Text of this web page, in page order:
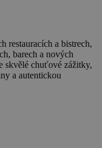
restauracích a bistrech,
barech a nových
skvělé chuťové zážitky,
a autentickou